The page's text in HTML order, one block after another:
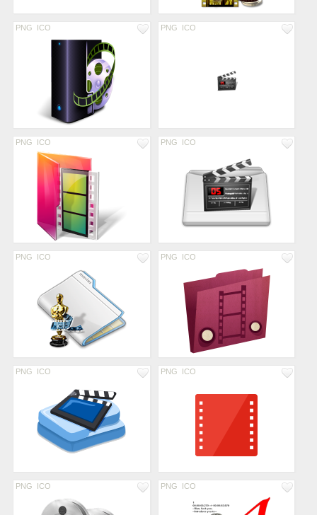
PNG ICO PNG ICO
PNG ICO PNG ICO
PNG ICO PNG ICO
PNG ICO PNG ICO
PNG ICO PNG ICO